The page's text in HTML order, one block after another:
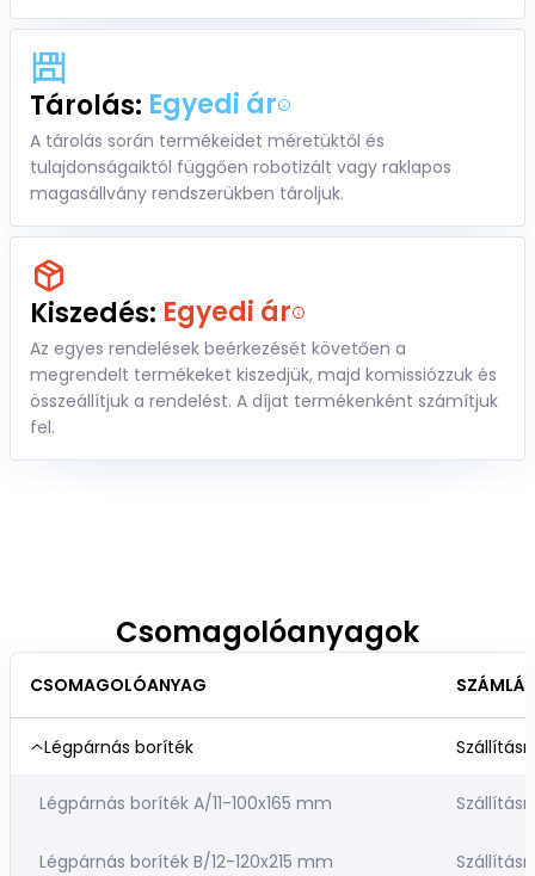
Tárolás: Egyedi ár
A tárolás során termékeidet méretüktől és
tulajdonságaiktól függően robotizált vagy raklapos
magasállvány rendszerükben tároljuk.
Kiszedés: Egyedi ár
Az egyes rendelések beérkezését követően a
megrendelt termékeket kiszedjük, majd komissiózzuk és
összeállítjuk a rendelést. A díjat termékenként számítjuk
fel.
Csomagolóanyagok
CSOMAGOLÓANYAG
Légpárnás boríték
Légpárnás boríték A/11-100x165 mm
Légpárnás boríték B/12-120x215 mm